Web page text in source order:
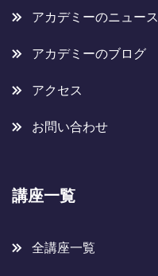
アカデミーのニュース
アカデミーのブログ
アクセス
お問い合わせ
講座一覧
全講座一覧